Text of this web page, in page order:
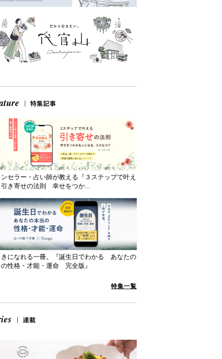
セラー・占い師が教える『３ステップで叶え
き寄せの法則 幸せをつか...
きになれる一冊。『誕生日でわかる あなたの
性格・才能・運命 完全版』
特集一覧